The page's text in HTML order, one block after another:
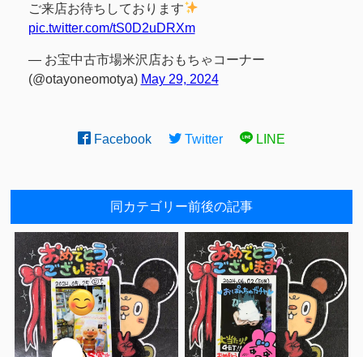
ご来店お待ちしております
pic.twitter.com/tS0D2uDRXm
— お宝中古市場米沢店おもちゃコーナー
(@otayoneomotya) May 29, 2024
Facebook Twitter LINE
同カテゴリー前後の記事